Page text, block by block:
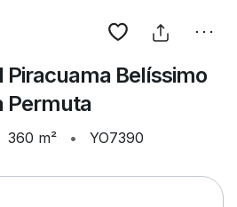
Piracuama Belíssimo
Permuta
360 m² • YO7390